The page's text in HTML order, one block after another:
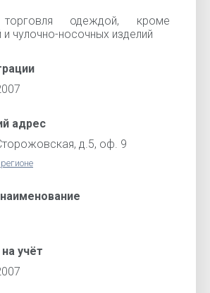
торговля одеждой, кроме
чулочно-носочных изделий
адрес
д.5, оф. 9
учёт